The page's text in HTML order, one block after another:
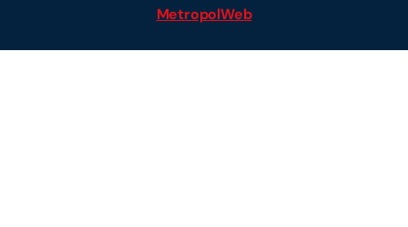
MetropolWeb